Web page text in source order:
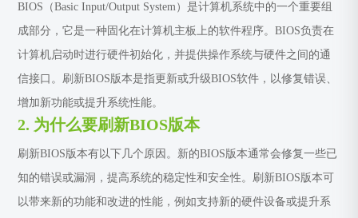
BIOS（Basic Input/Output System）是计算机系统中的一个重要组
成部分，它是一种固化在计算机主板上的软件程序。BIOS负责在
计算机启动时进行硬件初始化，并提供操作系统与硬件之间的通
信接口。刷新BIOS版本是指更新或升级BIOS软件，以修复错误、
增加新功能或提升系统性能。
2. 为什么要刷新BIOS版本
刷新BIOS版本有以下几个原因。新的BIOS版本通常会修复一些已
知的错误或漏洞，提高系统的稳定性和安全性。刷新BIOS版本可
以带来新的功能和改进的性能，例如支持新的硬件设备或提升系